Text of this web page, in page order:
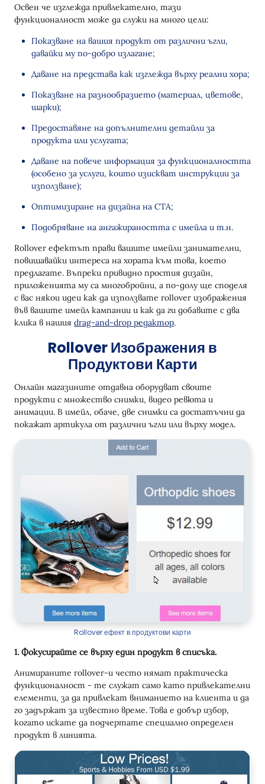
Освен че изглежда привлекателно, тази
функционалност може да служи на много цели:
Показване на вашия продукт от различни ъгли,
давайки му по-добро излагане;
Даване на представа как изглежда върху реални хора;
Показване на разнообразието (материал, цветове,
шарки);
Предоставяне на допълнителни детайли за
продукта или услугата;
Даване на повече информация за функционалността
(особено за услуги, които изискват инструкции за
използване);
Оптимизиране на дизайна на СТА;
Подобряване на ангажираността с имейла и т.н.
Rollover ефектът прави вашите имейли занимателни,
повишавайки интереса на хората към това, което
предлагате. Въпреки привидно простия дизайн,
приложенията му са многобройни, а по-долу ще споделя
с вас някои идеи как да използвате rollover изображения
във вашите имейл кампании и как да ги добавите с два
клика в нашия drag-and-drop редактор.
Rollover Изображения в
Продуктови Карти
Онлайн магазините отдавна оборудват своите
продукти с множество снимки, видео ревюта и
анимации. В имейл, обаче, две снимки са достатъчни да
покажат артикула от различни ъгли или върху модел.
Rollover ефект в продуктови карти
1. Фокусирайте се върху един продукт в списъка.
Анимираните rollover-и често нямат практическа
функционалност - те служат само като привлекателни
елементи, за да привлекат вниманието на клиента и да
го задържат за известно време. Това е добър избор,
когато искате да подчертате специално определен
продукт в линията.